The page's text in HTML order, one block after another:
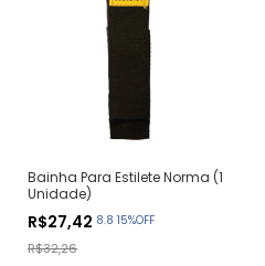
Bainha Para Estilete Norma (1
Unidade)
R$27,42 8.8 15%OFF
R$32,26